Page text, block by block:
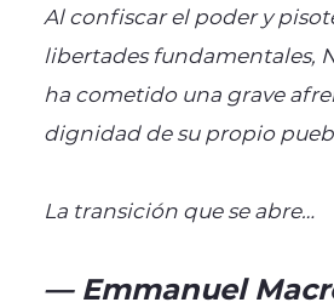
Al confiscar el poder y
libertades fundamentales,
ha cometido una grave
dignidad de su propio
La transición que se abre…
— Emmanuel